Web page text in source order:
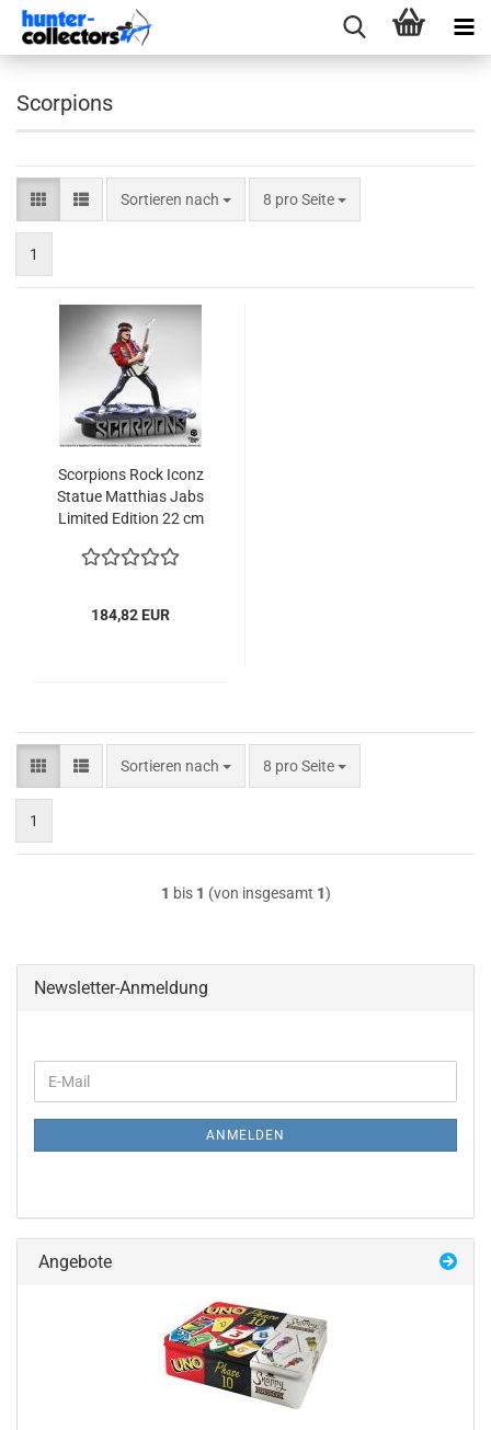
Scorpions
Sortieren nach
Sortieren nach 8 pro Seite
pro Seite
1
Scor­pi­ons Rock Iconz
Sta­tue Mat­thi­as Jabs
Li­mi­ted Edi­ti­on 22 cm
184,82 EUR
Sortieren nach
Sortieren nach 8 pro Seite
pro Seite
1
1 bis 1 (von insgesamt 1)
Newsletter-Anmeldung
ZUR
E-
Mail
ANMELDEN
Angebote